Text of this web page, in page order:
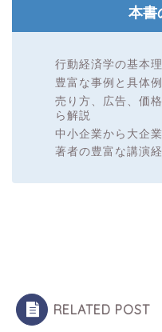
本書
行動経済学の基本
豊富な事例と具体
売り方、広告、価
ら解説
中小企業から大企
著者の豊富な講演
RELATED POST